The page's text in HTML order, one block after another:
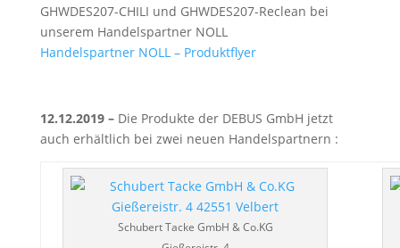
GHWDES207-CHILI und GHWDES207-Reclean bei
unserem Handelspartner NOLL
Handelspartner NOLL – Produktflyer
12.12.2019 – Die Produkte der DEBUS GmbH jetzt
auch erhältlich bei zwei neuen Handelspartnern :
Schubert Tacke GmbH & Co.KG